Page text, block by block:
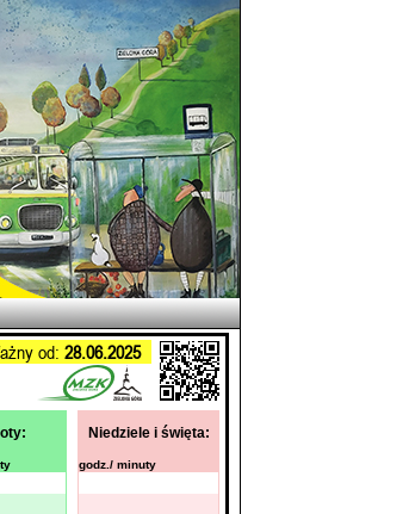
od: 28.06.2025
Niedziele i święta:
godz./ minuty